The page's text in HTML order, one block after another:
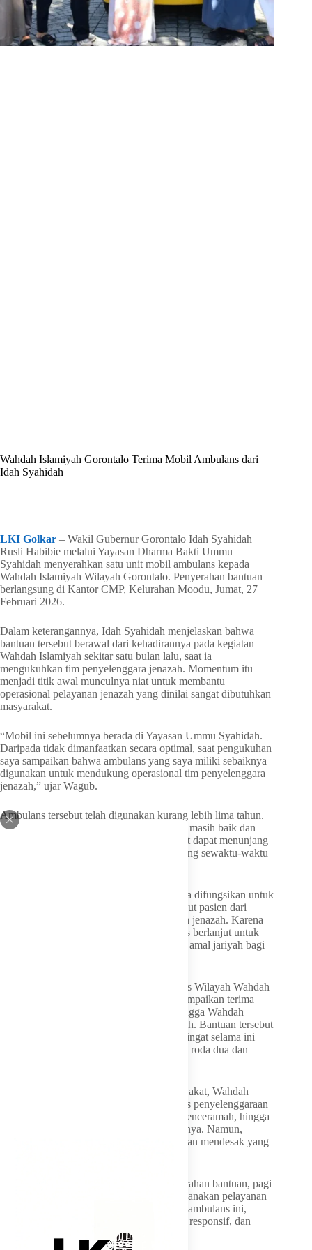
Wahdah Islamiyah Gorontalo Terima Mobil Ambulans dari
Idah Syahidah
LKI Golkar – Wakil Gubernur Gorontalo Idah Syahidah
Rusli Habibie melalui Yayasan Dharma Bakti Ummu
Syahidah menyerahkan satu unit mobil ambulans kepada
Wahdah Islamiyah Wilayah Gorontalo. Penyerahan bantuan
berlangsung di Kantor CMP, Kelurahan Moodu, Jumat, 27
Februari 2026.
Dalam keterangannya, Idah Syahidah menjelaskan bahwa
bantuan tersebut berawal dari kehadirannya pada kegiatan
Wahdah Islamiyah sekitar satu bulan lalu, saat ia
mengukuhkan tim penyelenggara jenazah. Momentum itu
menjadi titik awal munculnya niat untuk membantu
operasional pelayanan jenazah yang dinilai sangat dibutuhkan
masyarakat.
“Mobil ini sebelumnya berada di Yayasan Ummu Syahidah.
Daripada tidak dimanfaatkan secara optimal, saat pengukuhan
saya sampaikan bahwa ambulans yang saya miliki sebaiknya
digunakan untuk mendukung operasional tim penyelenggara
jenazah,” ujar Wagub.
Ambulans tersebut telah digunakan kurang lebih lima tahun.
Setelah dilakukan pengecekan, kondisinya masih baik dan
layak pakai. Ia berharap kendaraan tersebut dapat menunjang
kelancaran tugas tim Wahdah Islamiyah yang sewaktu-waktu
Menurutnya, ambulans itu sebelumnya juga difungsikan untuk
pelayanan kemanusiaan, seperti antar-jemput pasien dari
rumah ke rumah sakit maupun pengantaran jenazah. Karena
itu, ia berharap pemanfaatannya dapat terus berlanjut untuk
kepentingan masyarakat luas serta menjadi amal jariyah bagi
Sementara itu, Bendahara Dewan Pengurus Wilayah Wahdah
Islamiyah Gorontalo Rohmiani Dai menyampaikan terima
kasih atas dukungan Wakil Gubernur sehingga Wahdah
Islamiyah kini dapat memiliki mobil jenazah. Bantuan tersebut
disambut dengan penuh rasa syukur, mengingat selama ini
pelayanan masih mengandalkan kendaraan roda dua dan
Melalui program sosial Wahdah Inspirasi Zakat, Wahdah
Islamiyah selama ini aktif membantu proses penyelenggaraan
jenazah, mulai dari menyiapkan petugas, penceramah, hingga
penyediaan kain kafan dan kebutuhan lainnya. Namun,
pengadaan mobil jenazah menjadi kebutuhan mendesak yang
“Bahkan sebelum menghadiri acara penyerahan bantuan, pagi
tadi pukul 07.00 tim kami baru saja melaksanakan pelayanan
penyelenggaraan jenazah. Dengan adanya ambulans ini,
pelayanan diharapkan menjadi lebih cepat, responsif, dan